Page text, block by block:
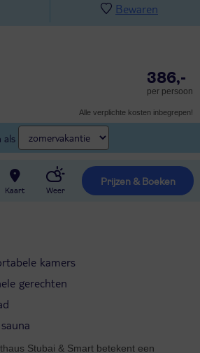
Bewaren
386,-
per persoon
Alle verplichte kosten inbegrepen!
als
Kaart Weer
Prijzen & Boeken
kamers
gerechten
Stubai & Smart betekent een